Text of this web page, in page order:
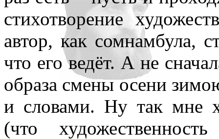
стихотворение
автор, как сомнамбула,
что его ведёт. А не
образа смены осени
и словами. Ну так мне
(что